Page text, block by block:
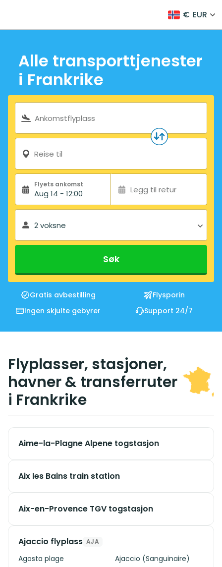
€ EUR
Alle transporttjenester
i Frankrike
Søkeskjema
Ankomstflyplass
Reise til
Flyets ankomst
Aug 14 - 12:00 Legg til retur
2 voksne
Søk
Gratis avbestilling
Flysporin
Ingen skjulte gebyrer
Support 24/7
Flyplasser, stasjoner,
havner & transferruter
i Frankrike
Aime-la-Plagne Alpene togstasjon
Aix les Bains train station
Aix-en-Provence TGV togstasjon
Ajaccio flyplass AJA
Agosta plage
Ajaccio (Sanguinaire)